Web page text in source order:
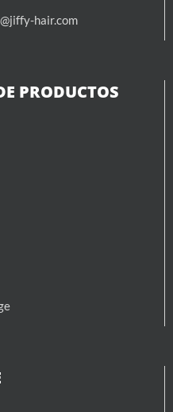
hair.com
PRODUCTOS